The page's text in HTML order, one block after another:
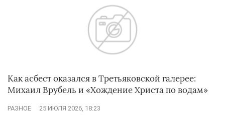
Как асбест оказался в Третьяковской галерее:
Михаил Врубель и «Хождение Христа по водам»
РАЗНОЕ 25 ИЮЛЯ 2026, 18:23